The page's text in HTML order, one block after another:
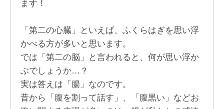
ます！
「第二の心臓」といえば、ふくらはぎを思い浮
かべる方が多いと思います。
では「第二の脳」と言われると、何が思い浮か
ぶでしょうか…？
実は答えは「腸」なのです。
昔から「腹を割って話す」、「腹黒い」などお